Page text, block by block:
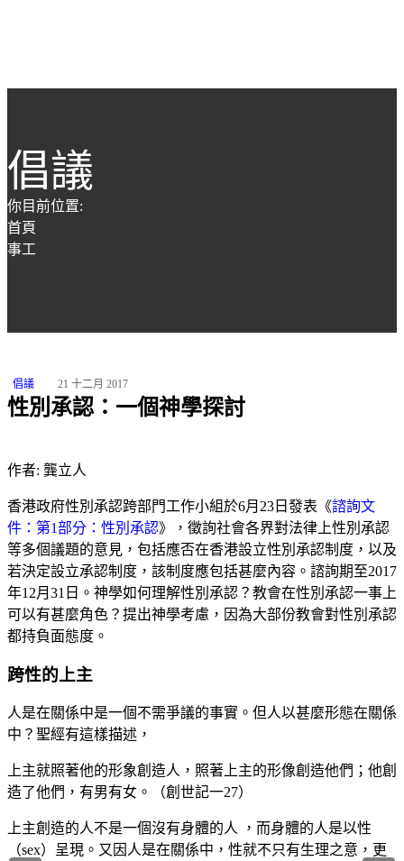
倡議
你目前位置:
首頁
事工
倡議 21 十二月 2017
性別承認：一個神學探討
作者: 龔立人
香港政府性別承認跨部門工作小組於6月23日發表《諮詢文
件：第1部分：性別承認》，徵詢社會各界對法律上性別承認
等多個議題的意見，包括應否在香港設立性別承認制度，以及
若決定設立承認制度，該制度應包括甚麼內容。諮詢期至2017
年12月31日。神學如何理解性別承認？教會在性別承認一事上
可以有甚麼角色？提出神學考慮，因為大部份教會對性別承認
都持負面態度。
跨性的上主
人是在關係中是一個不需爭議的事實。但人以甚麼形態在關係
中？聖經有這樣描述，
上主就照著他的形象創造人，照著上主的形像創造他們；他創
造了他們，有男有女。（創世記一27）
上主創造的人不是一個沒有身體的人 ，而身體的人是以性
（sex）呈現。又因人是在關係中，性就不只有生理之意，更